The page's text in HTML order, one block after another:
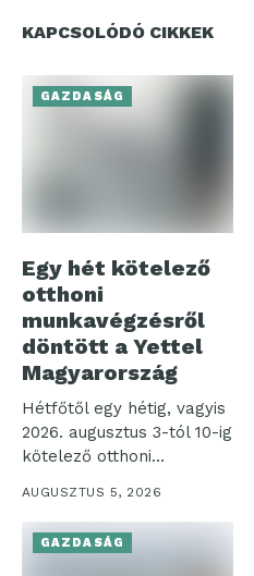
KAPCSOLÓDÓ CIKKEK
GAZDASÁG
Egy hét kötelező
otthoni
munkavégzésről
döntött a Yettel
Magyarország
Hétfőtől egy hétig, vagyis
2026. augusztus 3-tól 10-ig
kötelező otthoni
AUGUSZTUS 5, 2026
GAZDASÁG